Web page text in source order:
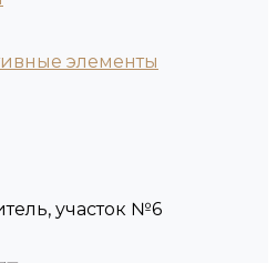
элементы
участок №6